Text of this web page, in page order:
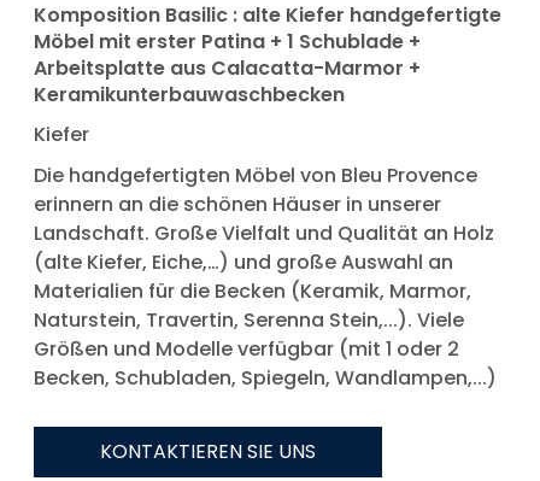
Komposition Basilic : alte Kiefer handgefertigte
Möbel mit erster Patina + 1 Schublade +
Arbeitsplatte aus Calacatta-Marmor +
Keramikunterbauwaschbecken
Kiefer
Die handgefertigten Möbel von Bleu Provence
erinnern an die schönen Häuser in unserer
Landschaft. Große Vielfalt und Qualität an Holz
(alte Kiefer, Eiche,…) und große Auswahl an
Materialien für die Becken (Keramik, Marmor,
Naturstein, Travertin, Serenna Stein,...). Viele
Größen und Modelle verfügbar (mit 1 oder 2
Becken, Schubladen, Spiegeln, Wandlampen,...)
KONTAKTIEREN SIE UNS